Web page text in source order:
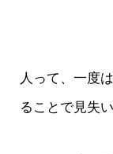
人って、一度
ることで見失い